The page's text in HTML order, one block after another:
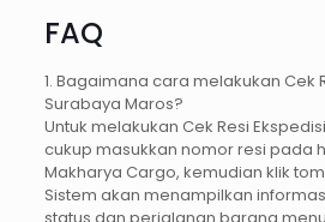
FAQ
1. Bagaimana cara melakukan Cek
Surabaya Maros?
Untuk melakukan Cek Resi
cukup masukkan nomor resi pada
Makharya Cargo, kemudian klik
Sistem akan menampilkan